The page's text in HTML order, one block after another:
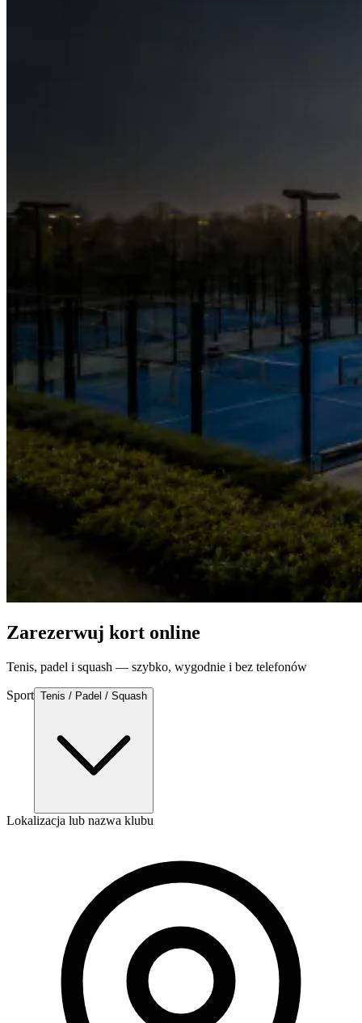
Zarezerwuj kort online
Tenis, padel i squash — szybko, wygodnie i bez telefonów
Sport Tenis / Padel / Squash
Lokalizacja lub nazwa klubu